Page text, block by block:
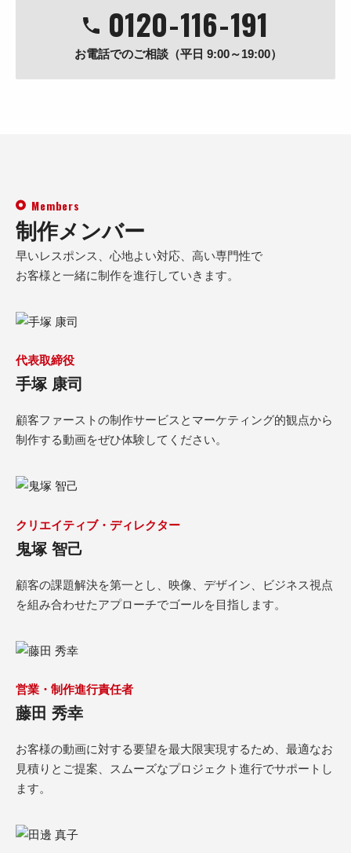
0120-116-191
お電話でのご相談（平日 9:00～19:00）
Members
制作メンバー
早いレスポンス、心地よい対応、高い専門性で
お客様と一緒に制作を進行していきます。
代表取締役
手塚 康司
顧客ファーストの制作サービスとマーケティング的観点から
制作する動画をぜひ体験してください。
クリエイティブ・ディレクター
鬼塚 智己
顧客の課題解決を第一とし、映像、デザイン、ビジネス視点
を組み合わせたアプローチでゴールを目指します。
営業・制作進行責任者
藤田 秀幸
お客様の動画に対する要望を最大限実現するため、最適なお
見積りとご提案、スムーズなプロジェクト進行でサポートし
ます。